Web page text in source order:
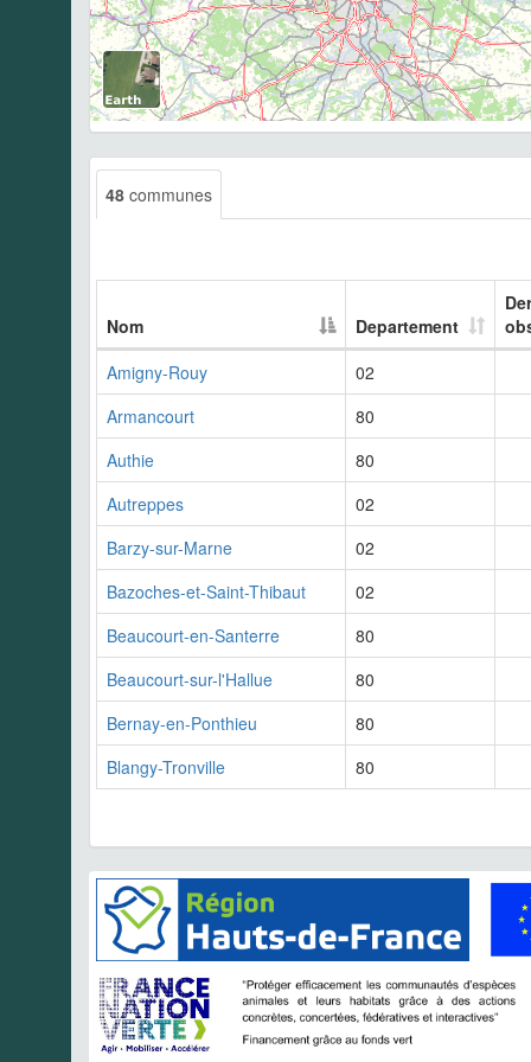
48 communes
Nom Departement
Amigny-Rouy
02
Armancourt
80
Authie
80
Autreppes
02
Barzy-sur-Marne
02
Bazoches-et-Saint-Thibaut
02
Beaucourt-en-Santerre
80
Beaucourt-sur-l'Hallue
80
Bernay-en-Ponthieu
80
Blangy-Tronville
80